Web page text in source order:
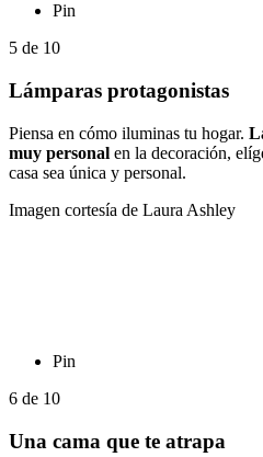
Pin
5 de 10
Lámparas protagonistas
Piensa en cómo iluminas tu hogar.
muy personal en la decoración,
casa sea única y personal.
Imagen cortesía de Laura Ashley
Pin
6 de 10
Una cama que te atrapa